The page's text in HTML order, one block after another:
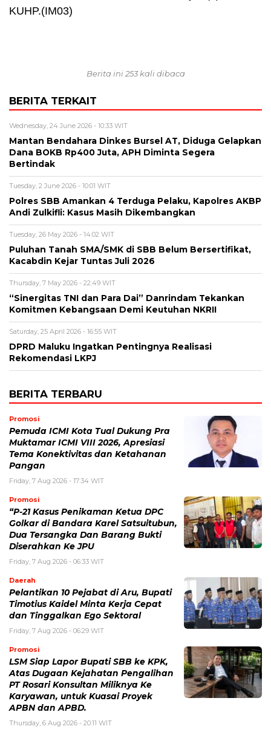
KUHP.(IM03)
Berita ini 253 kali dibaca
BERITA TERKAIT
Wednesday, 24 June 2026 - 10:33 WIT
Mantan Bendahara Dinkes Bursel AT, Diduga Gelapkan
Dana BOKB Rp400 Juta, APH Diminta Segera
Bertindak
Tuesday, 2 June 2026 - 10:01 WIT
Polres SBB Amankan 4 Terduga Pelaku, Kapolres AKBP
Andi Zulkifli: Kasus Masih Dikembangkan
Tuesday, 26 May 2026 - 14:02 WIT
Puluhan Tanah SMA/SMK di SBB Belum Bersertifikat,
Kacabdin Kejar Tuntas Juli 2026
Thursday, 7 May 2026 - 22:49 WIT
“Sinergitas TNI dan Para Dai” Danrindam Tekankan
Komitmen Kebangsaan Demi Keutuhan NKRII ‎
Saturday, 25 April 2026 - 16:55 WIT
DPRD Maluku Ingatkan Pentingnya Realisasi
Rekomendasi LKPJ
BERITA TERBARU
Promosi
Pemuda ICMI Kota Tual Dukung Pra
Muktamar ICMI VIII 2026, Apresiasi
Tema Konektivitas dan Ketahanan
Pangan
Friday, 7 Aug 2026 - 17:34 WIT
Promosi
“P-21 Kasus Penikaman Ketua DPC
Golkar di Bandara Karel Satsuitubun,
Dua Tersangka Dan Barang Bukti
Diserahkan Ke JPU
Friday, 7 Aug 2026 - 06:33 WIT
Daerah
Pelantikan 10 Pejabat di Aru, Bupati
Timotius Kaidel Minta Kerja Cepat
dan Tinggalkan Ego Sektoral
Friday, 7 Aug 2026 - 06:29 WIT
Promosi
LSM Siap Lapor Bupati SBB ke KPK,
Atas Dugaan Kejahatan Pengalihan
PT Rosari Konsultan Miliknya Ke
Karyawan, untuk Kuasai Proyek
APBN dan APBD.
Thursday, 6 Aug 2026 - 20:11 WIT